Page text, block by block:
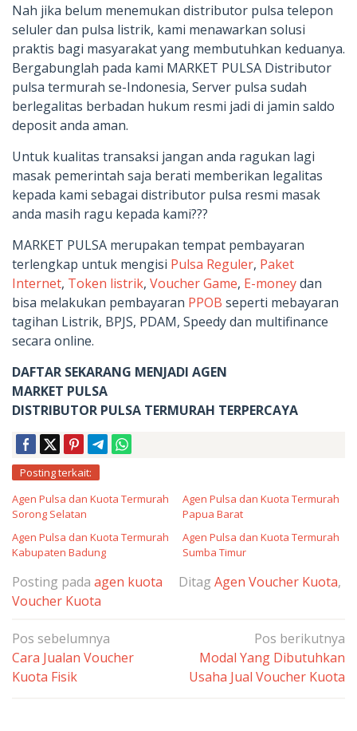
Nah jika belum menemukan distributor pulsa telepon
seluler dan pulsa listrik, kami menawarkan solusi
praktis bagi masyarakat yang membutuhkan keduanya.
Bergabunglah pada kami MARKET PULSA Distributor
pulsa termurah se-Indonesia, Server pulsa sudah
berlegalitas berbadan hukum resmi jadi di jamin saldo
deposit anda aman.
Untuk kualitas transaksi jangan anda ragukan lagi
masak pemerintah saja berati memberikan legalitas
kepada kami sebagai distributor pulsa resmi masak
anda masih ragu kepada kami???
MARKET PULSA merupakan tempat pembayaran
terlengkap untuk mengisi Pulsa Reguler, Paket
Internet, Token listrik, Voucher Game, E-moneydan
bisa melakukan pembayaran PPOB seperti mebayaran
tagihan Listrik, BPJS, PDAM, Speedy dan multifinance
secara online.
DAFTAR SEKARANG MENJADI AGEN
MARKET PULSA
DISTRIBUTOR PULSA TERMURAH TERPERCAYA
Posting terkait:
Agen Pulsa dan Kuota Termurah
Sorong Selatan
Agen Pulsa dan Kuota Termurah
Papua Barat
Agen Pulsa dan Kuota Termurah
Kabupaten Badung
Agen Pulsa dan Kuota Termurah
Sumba Timur
Posting pada agen kuota Ditag Agen Voucher Kuota,
Voucher Kuota
Navigasi
pos
Pos sebelumnya
Cara Jualan Voucher
Kuota Fisik
Pos berikutnya
Modal Yang Dibutuhkan
Usaha Jual Voucher Kuota